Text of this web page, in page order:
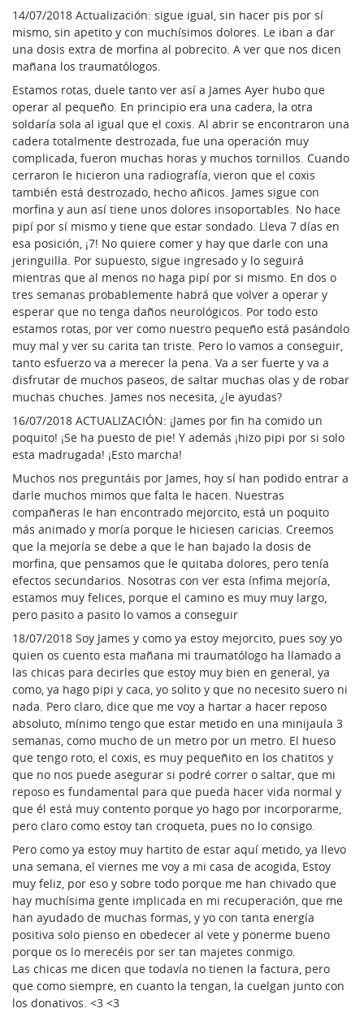
14/07/2018 Actualización: sigue igual, sin hacer pis por sí
mismo, sin apetito y con muchísimos dolores. Le iban a dar
una dosis extra de morfina al pobrecito. A ver que nos dicen
mañana los traumatólogos.
Estamos rotas, duele tanto ver así a James Ayer hubo que
operar al pequeño. En principio era una cadera, la otra
soldaría sola al igual que el coxis. Al abrir se encontraron una
cadera totalmente destrozada, fue una operación muy
complicada, fueron muchas horas y muchos tornillos. Cuando
cerraron le hicieron una radiografía, vieron que el coxis
también está destrozado, hecho añicos. James sigue con
morfina y aun así tiene unos dolores insoportables. No hace
pipí por sí mismo y tiene que estar sondado. Lleva 7 días en
esa posición, ¡7! No quiere comer y hay que darle con una
jeringuilla. Por supuesto, sigue ingresado y lo seguirá
mientras que al menos no haga pipí por si mismo. En dos o
tres semanas probablemente habrá que volver a operar y
esperar que no tenga daños neurológicos. Por todo esto
estamos rotas, por ver como nuestro pequeño está pasándolo
muy mal y ver su carita tan triste. Pero lo vamos a conseguir,
tanto esfuerzo va a merecer la pena. Va a ser fuerte y va a
disfrutar de muchos paseos, de saltar muchas olas y de robar
muchas chuches. James nos necesita, ¿le ayudas?
16/07/2018 ACTUALIZACIÓN: ¡James por fin ha comido un
poquito! ¡Se ha puesto de pie! Y además ¡hizo pipi por si solo
esta madrugada! ¡Esto marcha!
Muchos nos preguntáis por James, hoy sí han podido entrar a
darle muchos mimos que falta le hacen. Nuestras
compañeras le han encontrado mejorcito, está un poquito
más animado y moría porque le hiciesen caricias. Creemos
que la mejoría se debe a que le han bajado la dosis de
morfina, que pensamos que le quitaba dolores, pero tenía
efectos secundarios. Nosotras con ver esta ínfima mejoría,
estamos muy felices, porque el camino es muy muy largo,
pero pasito a pasito lo vamos a conseguir
18/07/2018 Soy James y como ya estoy mejorcito, pues soy yo
quien os cuento esta mañana mi traumatólogo ha llamado a
las chicas para decirles que estoy muy bien en general, ya
como, ya hago pipi y caca, yo solito y que no necesito suero ni
nada. Pero claro, dice que me voy a hartar a hacer reposo
absoluto, mínimo tengo que estar metido en una minijaula 3
semanas, como mucho de un metro por un metro. El hueso
que tengo roto, el coxis, es muy pequeñito en los chatitos y
que no nos puede asegurar si podré correr o saltar, que mi
reposo es fundamental para que pueda hacer vida normal y
que él está muy contento porque yo hago por incorporarme,
pero claro como estoy tan croqueta, pues no lo consigo.
Pero como ya estoy muy hartito de estar aquí metido, ya llevo
una semana, el viernes me voy a mi casa de acogida, Estoy
muy feliz, por eso y sobre todo porque me han chivado que
hay muchísima gente implicada en mi recuperación, que me
han ayudado de muchas formas, y yo con tanta energía
positiva solo pienso en obedecer al vete y ponerme bueno
porque os lo merecéis por ser tan majetes conmigo.
Las chicas me dicen que todavía no tienen la factura, pero
que como siempre, en cuanto la tengan, la cuelgan junto con
los donativos. <3 <3